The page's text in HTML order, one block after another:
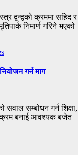
द्वन्द्वको क्रममा सहिद र
निमार्ण गरिने भएको
गर्न माग
सम्बोधन गर्न शिक्षा,
बनाई आवश्यक बजेत